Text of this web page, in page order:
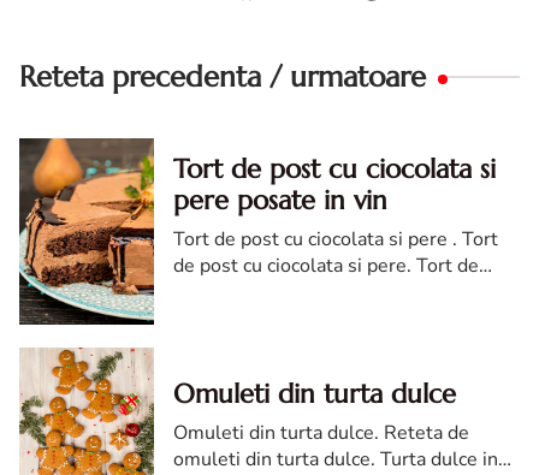
Reteta precedenta / urmatoare
Tort de post cu ciocolata si
pere posate in vin
Tort de post cu ciocolata si pere . Tort
de post cu ciocolata si pere. Tort de
Omuleti din turta dulce
Omuleti din turta dulce. Reteta de
omuleti din turta dulce. Turta dulce in